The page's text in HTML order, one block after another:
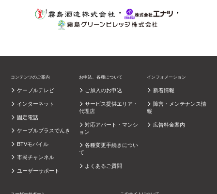
・
・
コンテンツのご案内
ケーブルテレビ
インターネット
固定電話
ケーブルプラスでんき
BTVモバイル
市民チャンネル
ユーザーサポート
お申込、各種について
ご加入のお申込
サービス提供エリア・
代理店
対応アパート・マンシ
ョン
各種変更手続きについ
て
よくあるご質問
インフォメーション
新着情報
障害・メンテナンス情
報
広告料金案内